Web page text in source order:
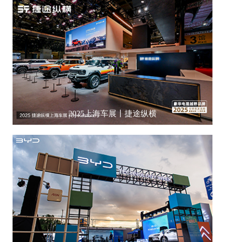
2025上海车展丨捷途纵横